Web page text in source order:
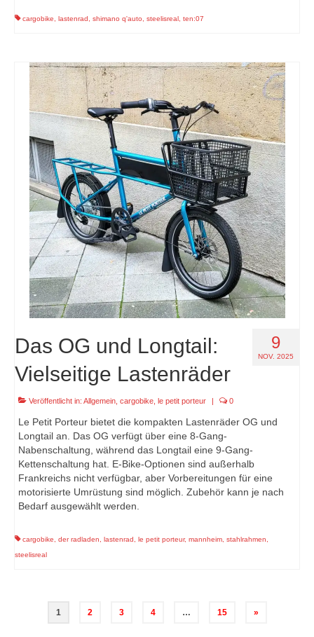
cargobike lastenrad shimano q'auto steelisreal ten:07
9
NOV. 2025
Das OG und Longtail:
Vielseitige Lastenräder
Veröffentlicht in: Allgemein cargobike le petit porteur | 0
Le Petit Porteur bietet die kompakten Lastenräder OG und
Longtail an. Das OG verfügt über eine 8-Gang-
Nabenschaltung, während das Longtail eine 9-Gang-
Kettenschaltung hat. E-Bike-Optionen sind außerhalb
Frankreichs nicht verfügbar, aber Vorbereitungen für eine
motorisierte Umrüstung sind möglich. Zubehör kann je nach
Bedarf ausgewählt werden.
cargobike der radladen lastenrad le petit porteur, mannheim stahlrahmen
steelisreal
Seitennummerierung
1 2 3 4 … 15 »